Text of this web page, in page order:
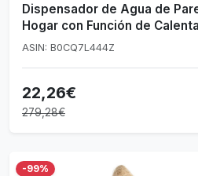
Dispensador de Agua de
Hogar con Función de
ASIN: B0CQ7L444Z
22,26€
279,28€
-99%